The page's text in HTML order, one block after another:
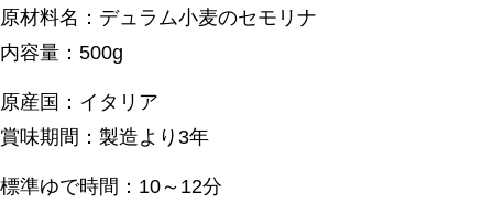
原材料名：デュラム小麦のセモリナ
内容量：500g
原産国：イタリア
賞味期間：製造より3年
標準ゆで時間：10～12分